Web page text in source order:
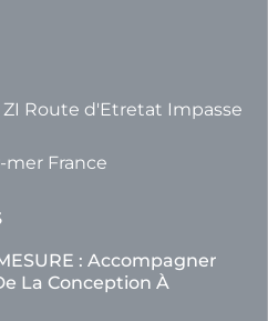
ZI Route d'Etretat Impasse
mer France
: Accompagner
La Conception À